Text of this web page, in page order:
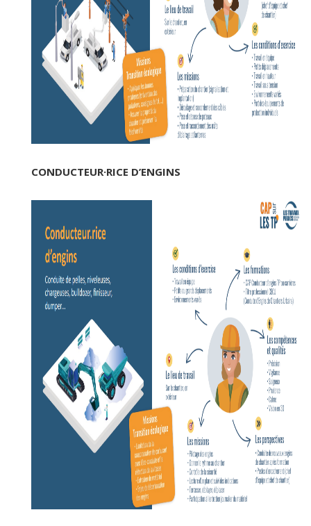
CONDUCTEUR·RICE D’ENGINS